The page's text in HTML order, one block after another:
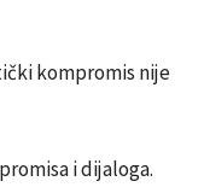
kompromis nije
i dijaloga.